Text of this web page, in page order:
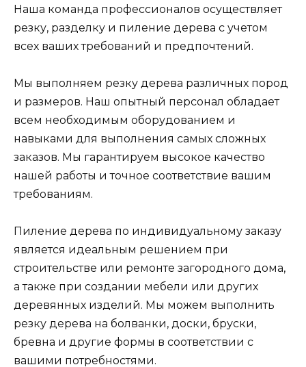
Наша команда профессионалов осуществляет
резку, разделку и пиление дерева с учетом
всех ваших требований и предпочтений.
Мы выполняем резку дерева различных пород
и размеров. Наш опытный персонал обладает
всем необходимым оборудованием и
навыками для выполнения самых сложных
заказов. Мы гарантируем высокое качество
нашей работы и точное соответствие вашим
требованиям.
Пиление дерева по индивидуальному заказу
является идеальным решением при
строительстве или ремонте загородного дома,
а также при создании мебели или других
деревянных изделий. Мы можем выполнить
резку дерева на болванки, доски, бруски,
бревна и другие формы в соответствии с
вашими потребностями.